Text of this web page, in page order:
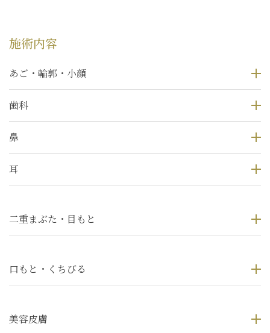
施術内容
あご・輪郭・小顔
歯科
鼻
耳
二重まぶた・目もと
口もと・くちびる
美容皮膚